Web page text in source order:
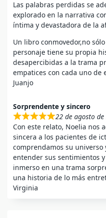
Las palabras perdidas se
explorado en la narrativa
íntima y devastadora de la
Un libro conmovedor,no
personaje tiene su propia
desapercibidas a la trama
empatices con cada uno de
Juanjo
Sorprendente y sincero
22 de agosto de
Con este relato, Noelia nos
sincera a los pacientes de
comprendamos su
entender sus sentimientos
inmerso en una trama
una historia de lo más
Virginia